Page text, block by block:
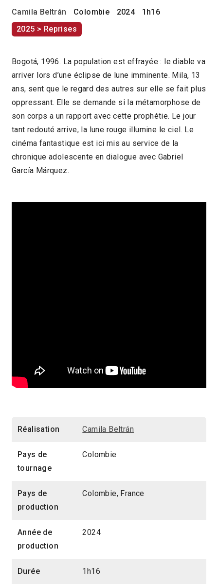
Camila Beltrán Colombie 2024
1h16
2025 > Reprises
Bogotá, 1996. La population est effrayée : le diable va
arriver lors d’une éclipse de lune imminente. Mila, 13
ans, sent que le regard des autres sur elle se fait plus
oppressant. Elle se demande si la métamorphose de
son corps a un rapport avec cette prophétie. Le jour
tant redouté arrive, la lune rouge illumine le ciel. Le
cinéma fantastique est ici mis au service de la
chronique adolescente en dialogue avec Gabriel
García Márquez.
Réalisation Camila Beltrán
Pays de
tournage
Colombie
Pays de
production
Colombie, France
Année de
production
2024
Durée 1h16